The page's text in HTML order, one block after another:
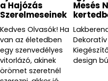
a Hajózás
Szerelmeseinek
Kedves Olvasók! Ha
van az életedben
egy szenvedélyes
vitorlázó, akinek
örömet szeretnél
Mesés
Dekoratív
design